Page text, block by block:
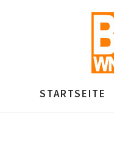
STARTSEITE